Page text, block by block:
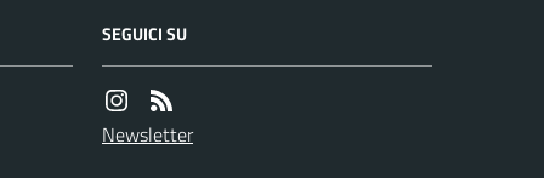
SEGUICI SU
Newsletter